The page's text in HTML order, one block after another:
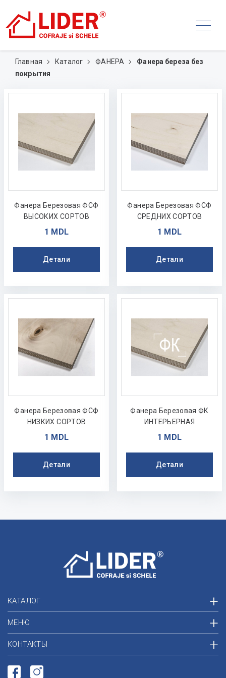
Главная Каталог ФАНЕРА
Фанера береза без
покрытия
Фанера Березовая ФСФ
ВЫСОКИХ СОРТОВ
1 MDL
Детали
Фанера Березовая ФСФ
СРЕДНИХ СОРТОВ
1 MDL
Детали
Фанера Березовая ФСФ
НИЗКИХ СОРТОВ
1 MDL
Детали
Фанера Березовая ФК
ИНТЕРЬЕРНАЯ
1 MDL
Детали
КАТАЛОГ
МЕНЮ
КОНТАКТЫ